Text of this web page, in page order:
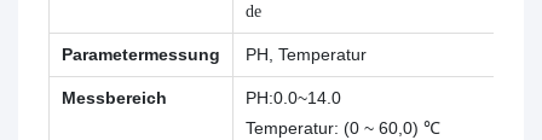
de
Parametermessung PH, Temperatur
Messbereich
PH:0.0~14.0
Temperatur: (0 ~ 60,0) ℃